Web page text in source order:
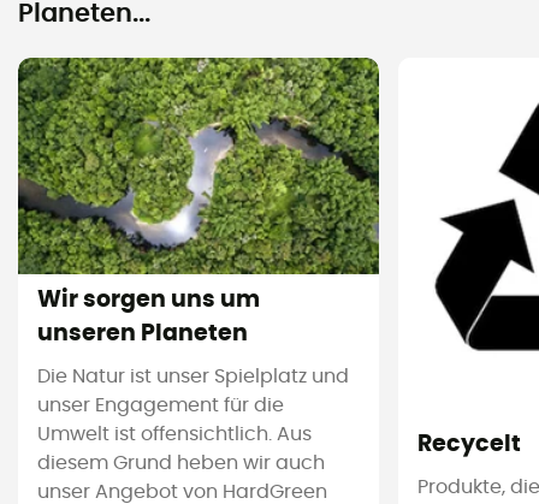
Planeten...
Wir sorgen uns um
unseren Planeten
Die Natur ist unser Spielplatz und
unser Engagement für die
Umwelt ist offensichtlich. Aus
diesem Grund heben wir auch
unser Angebot von HardGreen
Recycelt
Produkte,